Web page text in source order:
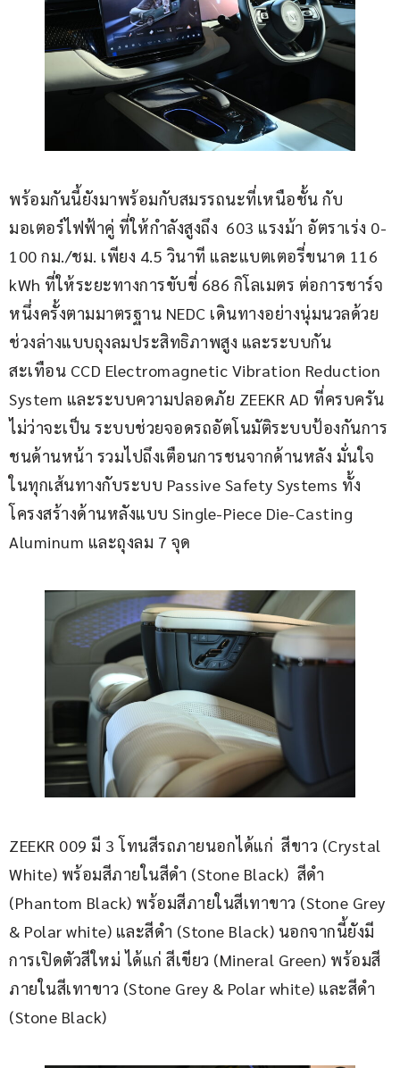
พร้อมกันนี้ยังมาพร้อมกับสมรรถนะที่เหนือชั้น กับ
มอเตอร์ไฟฟ้าคู่ ที่ให้กำลังสูงถึง  603 แรงม้า อัตราเร่ง 0-
100 กม./ชม. เพียง 4.5 วินาที และแบตเตอรี่ขนาด 116
kWh ที่ให้ระยะทางการขับขี่ 686 กิโลเมตร ต่อการชาร์จ
หนึ่งครั้งตามมาตรฐาน NEDC เดินทางอย่างนุ่มนวลด้วย
ช่วงล่างแบบถุงลมประสิทธิภาพสูง และระบบกัน
สะเทือน CCD Electromagnetic Vibration Reduction
System และระบบความปลอดภัย ZEEKR AD ที่ครบครัน
ไม่ว่าจะเป็น ระบบช่วยจอดรถอัตโนมัติระบบป้องกันการ
ชนด้านหน้า รวมไปถึงเตือนการชนจากด้านหลัง มั่นใจ
ในทุกเส้นทางกับระบบ Passive Safety Systems ทั้ง
โครงสร้างด้านหลังแบบ Single-Piece Die-Casting
Aluminum และถุงลม 7 จุด
ZEEKR 009 มี 3 โทนสีรถภายนอกได้แก่  สีขาว (Crystal
White) พร้อมสีภายในสีดำ (Stone Black)  สีดำ
(Phantom Black) พร้อมสีภายในสีเทาขาว (Stone Grey
& Polar white) และสีดำ (Stone Black) นอกจากนี้ยังมี
การเปิดตัวสีใหม่ ได้แก่ สีเขียว (Mineral Green) พร้อมสี
ภายในสีเทาขาว (Stone Grey & Polar white) และสีดำ
(Stone Black)